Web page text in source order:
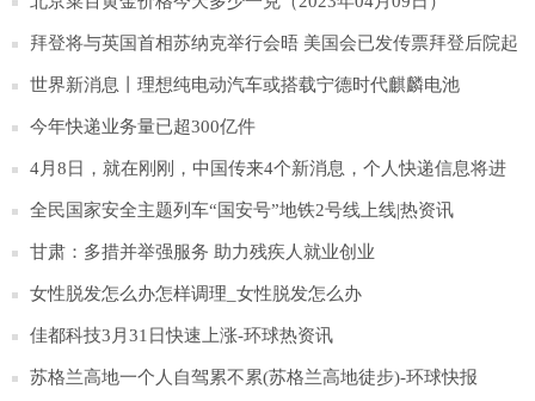
拜登将与英国首相苏纳克举行会晤 美国会已发传票拜登后院起
火
世界新消息丨理想纯电动汽车或搭载宁德时代麒麟电池
今年快递业务量已超300亿件
4月8日，就在刚刚，中国传来4个新消息，个人快递信息将进
行加密_当前报道
全民国家安全主题列车“国安号”地铁2号线上线|热资讯
甘肃：多措并举强服务 助力残疾人就业创业
女性脱发怎么办怎样调理_女性脱发怎么办
佳都科技3月31日快速上涨-环球热资讯
苏格兰高地一个人自驾累不累(苏格兰高地徒步)-环球快报